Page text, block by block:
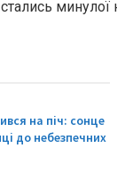
минулої
на піч: сонце
до небезпечних